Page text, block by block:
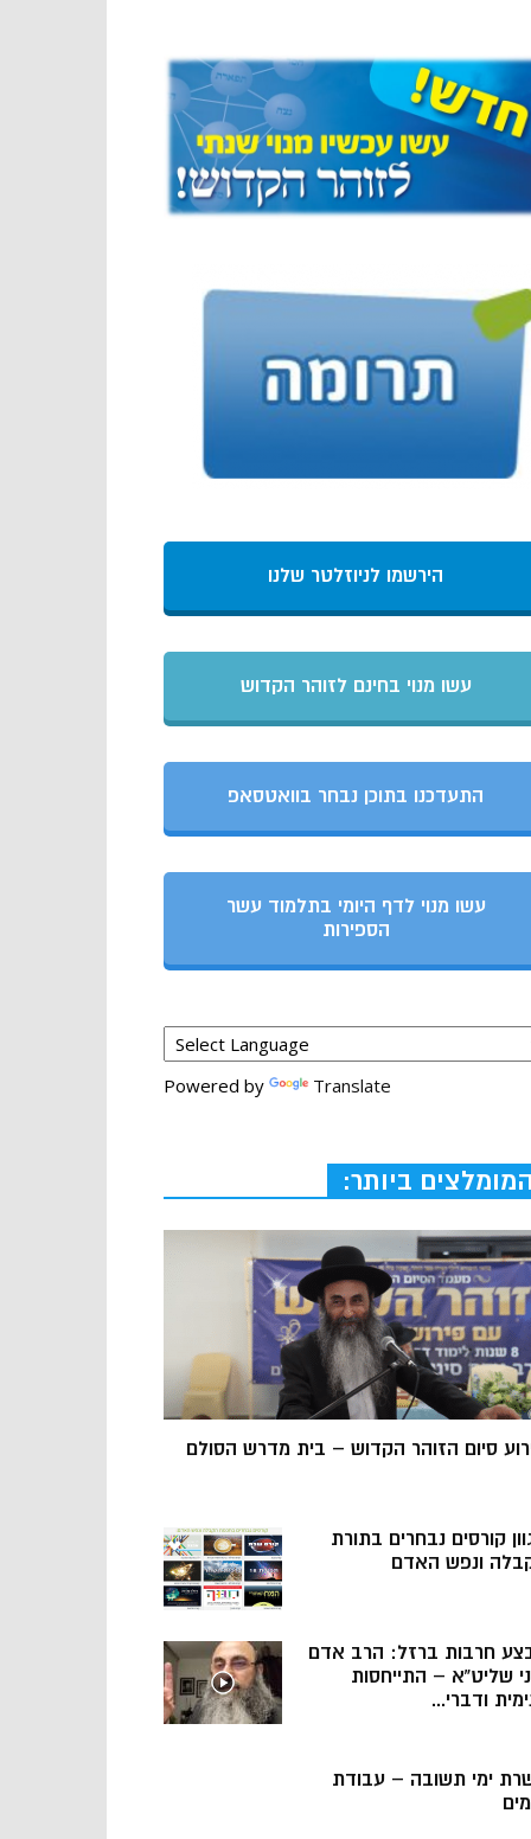
הירשמו לניוזלטר שלנו
עשו מנוי בחינם לזוהר הקדוש
התעדכנו בתוכן נבחר בוואטסאפ
עשו מנוי לדף היומי בתלמוד עשר
הספירות
Powered by Translate
המומלצים ביותר:
סיום הזוהר הקדוש – בית מדרש הסולם
קורסים נבחרים בתורת
ונפש האדם
חרבות ברזל: הרב אדם
שליט”א – התייחסות
ודברי...
ימי תשובה – עבודת